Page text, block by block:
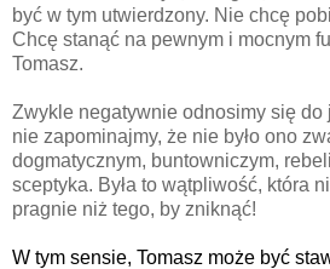
być w tym utwierdzony. Nie chcę
Chcę stanąć na pewnym i mocnym
Tomasz.
Zwykle negatywnie odnosimy się
nie zapominajmy, że nie było ono
dogmatycznym, buntowniczym,
sceptyka. Była to wątpliwość, która
pragnie niż tego, by zniknąć!
W tym sensie, Tomasz może być